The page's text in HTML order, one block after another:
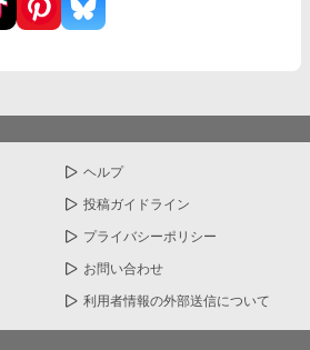
ヘルプ
投稿ガイドライン
プライバシーポリシー
お問い合わせ
利用者情報の外部送信について